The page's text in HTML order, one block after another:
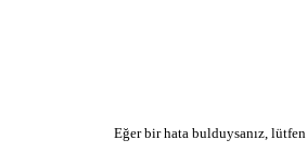
Eğer bir hata bulduysanız, lütfen